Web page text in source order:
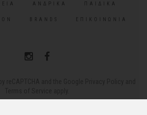
ΑΝΔΡΙΚΆ ΠΑΙΔΙΚΆ
BRANDS ΕΠΙΚΟΙΝΩΝΊΑ